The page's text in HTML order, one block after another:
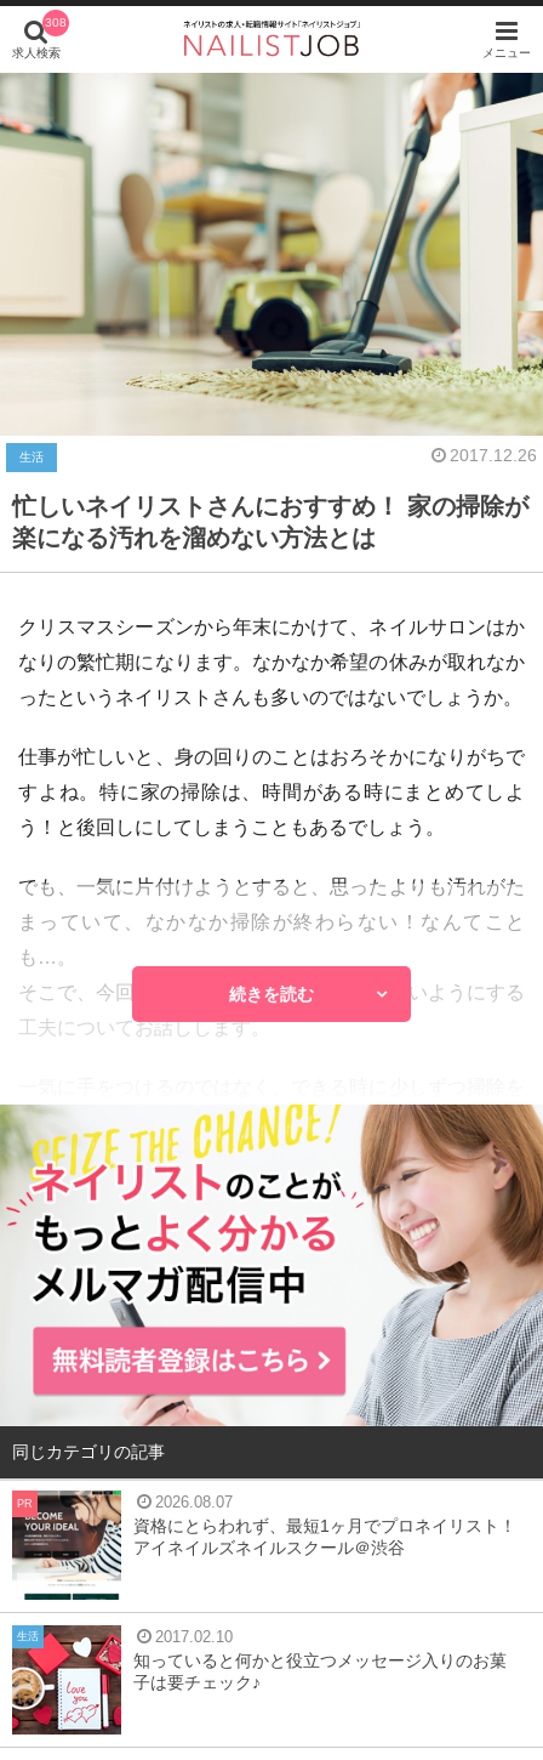
308
求人検索 メニュー
生活 2017.12.26
忙しいネイリストさんにおすすめ！ 家の掃除が
楽になる汚れを溜めない方法とは
クリスマスシーズンから年末にかけて、ネイルサロンはか
なりの繁忙期になります。なかなか希望の休みが取れなか
ったというネイリストさんも多いのではないでしょうか。
仕事が忙しいと、身の回りのことはおろそかになりがちで
すよね。特に家の掃除は、時間がある時にまとめてしよ
う！と後回しにしてしまうこともあるでしょう。
でも、一気に片付けようとすると、思ったよりも汚れがた
まっていて、なかなか掃除が終わらない！なんてこと
も…。
そこで、今回は、普段から汚れを溜め込まないようにする
工夫についてお話しします。
してしまえば、常に綺麗な部屋で過ごすことができます
し、年末の大掃除も焦らずにすみますよ。
目次
汚れが溜まりやすい場所は？
汚れを溜め込まないために
持っていると便利なお掃除用具紹介
4まとめ
汚れが溜まりやすい場所は？
続きを読む
同じカテゴリの記事
PR 2026.08.07
資格にとらわれず、最短1ヶ月でプロネイリスト！
アイネイルズネイルスクール＠渋谷
生活 2017.02.10
知っていると何かと役立つメッセージ入りのお菓
子は要チェック♪